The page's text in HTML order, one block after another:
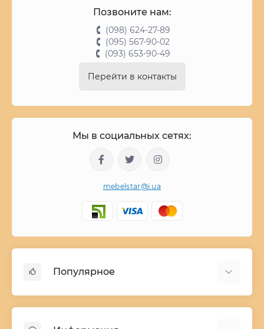
Позвоните нам:
(098) 624-27-89
(095) 567-90-02
(093) 653-90-49
Перейти в контакты
Мы в социальных сетях:
mebelstar@i.ua
Популярное